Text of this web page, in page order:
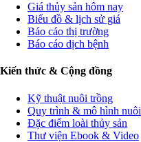
Giá thủy sản hôm nay
Biểu đồ & lịch sử giá
Báo cáo thị trường
Báo cáo dịch bệnh
Kiến thức & Cộng đồng
Kỹ thuật nuôi trồng
Quy trình & mô hình nuôi
Đặc điểm loài thủy sản
Thư viện Ebook & Video